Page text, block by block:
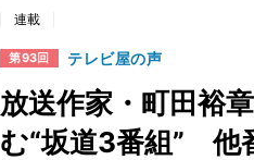
連載
第93回 テレビ屋の声
放送作家・町田裕
む“坂道3番組” 他